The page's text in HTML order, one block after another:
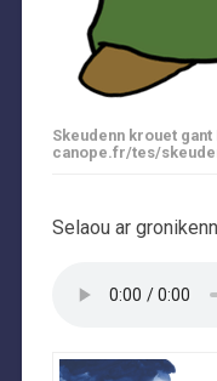
Skeudenn krouet
canope.fr/tes/
Selaou ar